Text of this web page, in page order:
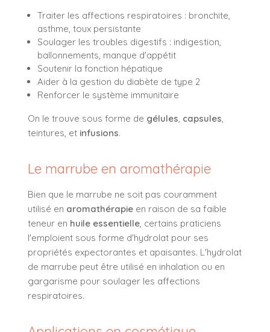
Traiter les affections respiratoires : bronchite,
asthme, toux persistante
Soulager les troubles digestifs : indigestion,
ballonnements, manque d'appétit
Soutenir la fonction hépatique
Aider à la gestion du diabète de type 2
Renforcer le système immunitaire
On le trouve sous forme de gélules, capsules,
teintures, et infusions.
Le marrube en aromathérapie
Bien que le marrube ne soit pas couramment
utilisé en aromathérapie en raison de sa faible
teneur en huile essentielle, certains praticiens
l'emploient sous forme d'hydrolat pour ses
propriétés expectorantes et apaisantes. L'hydrolat
de marrube peut être utilisé en inhalation ou en
gargarisme pour soulager les affections
respiratoires.